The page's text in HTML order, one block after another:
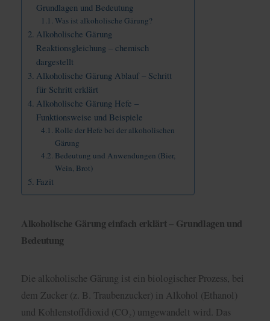
Grundlagen und Bedeutung
Was ist alkoholische Gärung?
Alkoholische Gärung
Reaktionsgleichung – chemisch
dargestellt
Alkoholische Gärung Ablauf – Schritt
für Schritt erklärt
Alkoholische Gärung Hefe –
Funktionsweise und Beispiele
Rolle der Hefe bei der alkoholischen
Gärung
Bedeutung und Anwendungen (Bier,
Wein, Brot)
Fazit
Alkoholische Gärung einfach erklärt – Grundlagen und
Bedeutung
Die alkoholische Gärung ist ein biologischer Prozess, bei
dem Zucker (z. B. Traubenzucker) in Alkohol (Ethanol)
und Kohlenstoffdioxid (CO₂) umgewandelt wird. Das